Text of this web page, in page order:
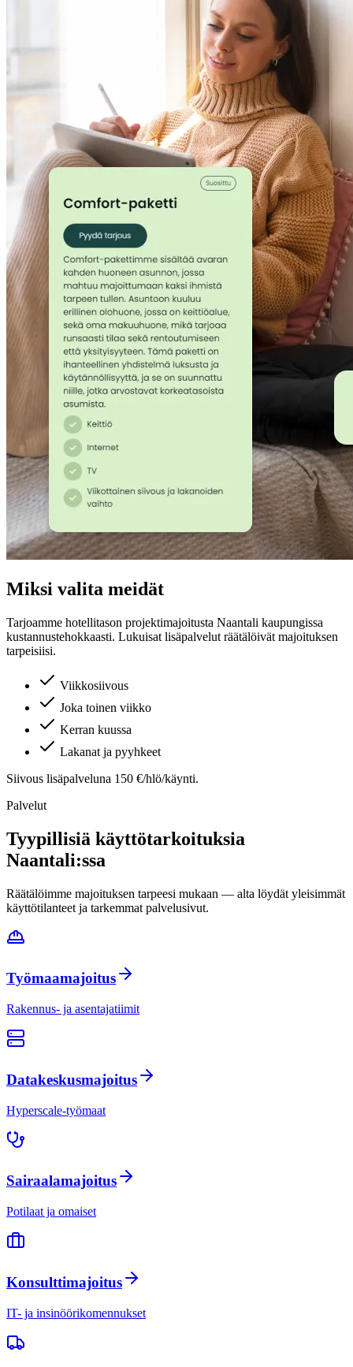
Miksi valita meidät
Tarjoamme hotellitason projektimajoitusta Naantali kaupungissa
kustannustehokkaasti. Lukuisat lisäpalvelut räätälöivät majoituksen
tarpeisiisi.
Viikkosiivous
Joka toinen viikko
Kerran kuussa
Lakanat ja pyyhkeet
Siivous lisäpalveluna 150 €/hlö/käynti.
Palvelut
Tyypillisiä käyttötarkoituksia
Naantali:ssa
Räätälöimme majoituksen tarpeesi mukaan — alta löydät yleisimmät
käyttötilanteet ja tarkemmat palvelusivut.
Työmaamajoitus
Rakennus- ja asentajatiimit
Datakeskusmajoitus
Hyperscale-työmaat
Sairaalamajoitus
Potilaat ja omaiset
Konsulttimajoitus
IT- ja insinöörikomennukset